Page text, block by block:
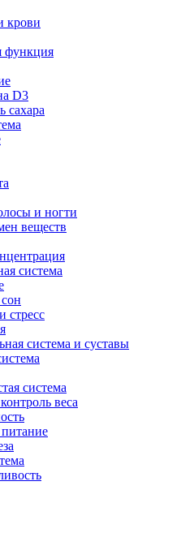
крови
функция
D3
сахара
и ногти
веществ
система
стресс
система и суставы
система
веса